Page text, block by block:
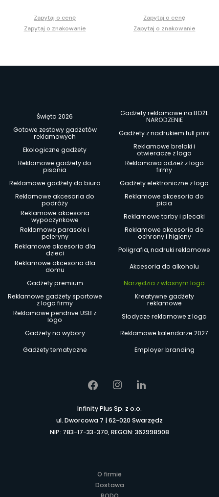
Zapytaj o cenę
Zapytaj o znakowanie
Zapytaj o cenę
Zapytaj o znakowanie
Święta 2026
Gadżety reklamowe na BOŻE
NARODZENIE
Gotowe zestawy gadżetów
reklamowych
Gadżety z nadrukiem full print
Ekologiczne gadżety
Reklamowe breloki i
otwieracze z logo
Reklamowe gadżety do
pisania
Reklamowa odzież z logo
firmy
Reklamowe gadżety do biura
Gadżety elektroniczne z logo
Reklamowe akcesoria do
podróży
Reklamowe akcesoria do
picia
Reklamowe akcesoria
wypoczynkowe
Reklamowe torby i plecaki
Reklamowe parasole i
peleryny
Reklamowe akcesoria do
ochrony i higieny
Reklamowe akcesoria dla
dzieci
Poligrafia, nadruki reklamowe
Reklamowe akcesoria dla
domu
Akcesoria do alkoholu
Gadżety premium
Narzędzia z własnym logo
Reklamowe gadżety sportowe
z logo firmy
Kreatywne gadżety
reklamowe
Reklamowe pendrive USB z
logo
Słodycze reklamowe z logo
Gadżety na wybory
Reklamowe kalendarze 2027
Gadżety tematyczne
Employer branding
Infinity Plus Sp. z o.o.
ul. Dworcowa 7 | 62-020 Swarzędz
NIP: 783-17-33-370, REGON: 362998908
O firmie
Dostawa